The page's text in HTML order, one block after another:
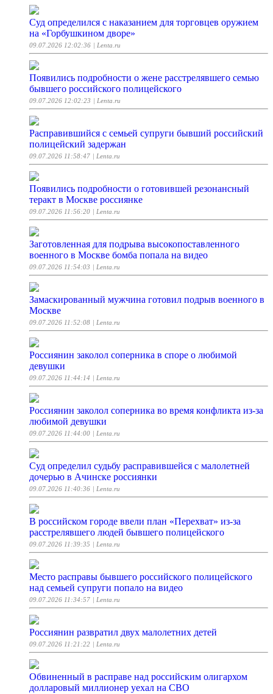
Суд определился с наказанием для торговцев оружием
на «Горбушкином дворе»
09.07.2026 12:02:36 | Lenta.ru
Появились подробности о жене расстрелявшего семью
бывшего российского полицейского
09.07.2026 12:02:23 | Lenta.ru
Расправившийся с семьей супруги бывший российский
полицейский задержан
09.07.2026 11:58:47 | Lenta.ru
Появились подробности о готовившей резонансный
теракт в Москве россиянке
09.07.2026 11:56:20 | Lenta.ru
Заготовленная для подрыва высокопоставленного
военного в Москве бомба попала на видео
09.07.2026 11:54:03 | Lenta.ru
Замаскированный мужчина готовил подрыв военного в
Москве
09.07.2026 11:52:08 | Lenta.ru
Россиянин заколол соперника в споре о любимой
девушки
09.07.2026 11:44:14 | Lenta.ru
Россиянин заколол соперника во время конфликта из-за
любимой девушки
09.07.2026 11:44:00 | Lenta.ru
Суд определил судьбу расправившейся с малолетней
дочерью в Ачинске россиянки
09.07.2026 11:40:36 | Lenta.ru
В российском городе ввели план «Перехват» из-за
расстрелявшего людей бывшего полицейского
09.07.2026 11:39:35 | Lenta.ru
Место расправы бывшего российского полицейского
над семьей супруги попало на видео
09.07.2026 11:34:57 | Lenta.ru
Россиянин развратил двух малолетних детей
09.07.2026 11:21:22 | Lenta.ru
Обвиненный в расправе над российским олигархом
долларовый миллионер уехал на СВО